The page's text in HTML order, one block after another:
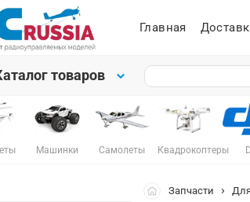
Главная
товаров
Машинки Самолеты Квадрокоптеры
Запчасти